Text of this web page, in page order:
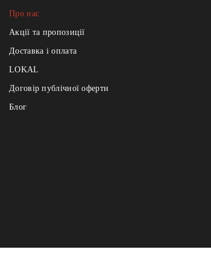
Про нас
Акції та пропозиції
Доставка і оплата
LOKAL
Договір публічної оферти
Блог